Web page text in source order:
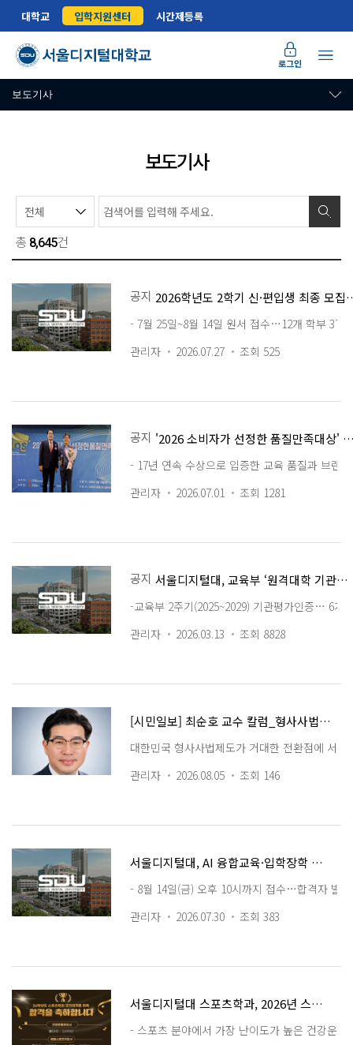
대학교 입학지원센터 시간제등록
로그인
보도기사
보도기사
총 8,645건
공지 2026학년도 2학기
- 7월 25일~8월 14일 원서 접수…12개 학부 37
관리자
2026.07.27 조회 525
공지 '2026 소비자가 선정한 품질만족대상' 17년 연속 수
- 17년 연속 수상으로 입증한 교육 품질과 브랜
관리자
2026.07.01 조회 1281
공지 서울디지털대, 교육부 ‘원격대학 기관평가인증’ 전 영역 ‘인증’…디지털 교육 경쟁력 입증
-교육부 2주기(2025~2029) 기관평가인증… 6개
관리자
2026.03.13 조회 8828
[시민일보] 최순호 교수 칼럼_형사사법 개혁의 마지막 퍼즐, 국민을 위한 공인탐정제도로 완성해야
대한민국 형사사법제도가 거대한 전환점에 서
관리자
2026.08.05 조회 146
서울디지털대, AI 융합교육·입학장학 강화…2학기 신·편입생 최종 모집
- 8월 14일(금) 오후 10시까지 접수…합격자 발
관리자
2026.07.30 조회 383
서울디지털대 스포츠학과, 2026년 스포츠분야 국가자격증 합격자 11명 배출
- 스포츠 분야에서 가장 난이도가 높은 건강운